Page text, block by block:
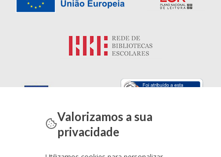
Valorizamos a sua
privacidade